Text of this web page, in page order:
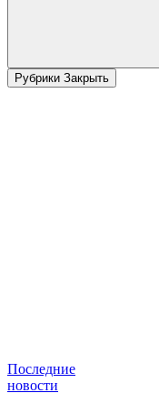
Рубрики Закрыть
Последние
новости